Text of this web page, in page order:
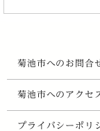
菊池市へのお問合
菊池市へのアクセ
プライバシーポリ